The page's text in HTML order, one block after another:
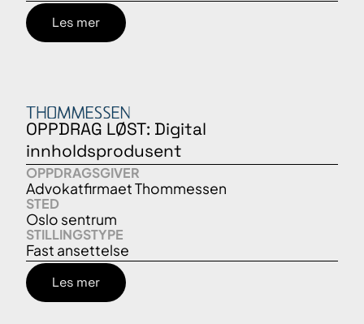
Les mer
OPPDRAG LØST: Digital
innholdsprodusent
OPPDRAGSGIVER
Advokatfirmaet Thommessen
STED
Oslo sentrum
STILLINGSTYPE
Fast ansettelse
Les mer